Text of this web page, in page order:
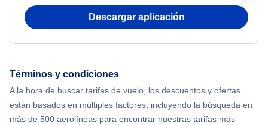
Flights from Shanghai to Nueva York
Flights from Nueva York to Seúl
Descargar aplicación
Términos y condiciones
A la hora de buscar tarifas de vuelo, los descuentos y ofertas
están basados en múltiples factores, incluyendo la búsqueda en
más de 500 aerolíneas para encontrar nuestras tarifas más